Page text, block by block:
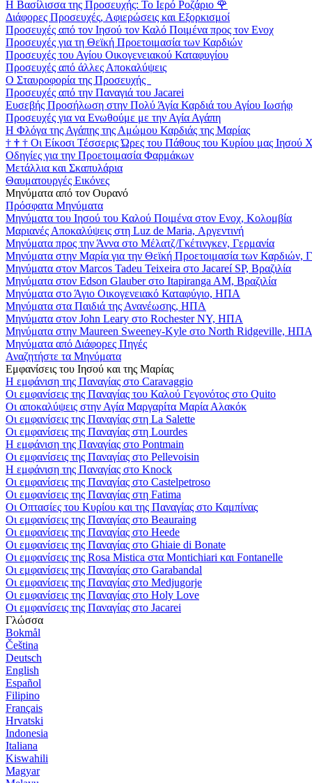
Η Βασίλισσα της Προσευχής: Το Ιερό Ροζάριο 🌹
Διάφορες Προσευχές, Αφιερώσεις και Εξορκισμοί
Προσευχές από τον Ιησού τον Καλό Ποιμένα προς τον Ενοχ
Προσευχές για τη Θεϊκή Προετοιμασία των Καρδιών
Προσευχές του Αγίου Οικογενειακού Καταφυγίου
Προσευχές από άλλες Αποκαλύψεις
Ο Σταυροφορία της Προσευχής
Προσευχές από την Παναγιά του Jacarei
Ευσεβής Προσήλωση στην Πολύ Άγία Καρδιά του Αγίου Ιωσήφ
Προσευχές για να Ενωθούμε με την Αγία Αγάπη
Η Φλόγα της Αγάπης της Αμώμου Καρδιάς της Μαρίας
† † † Οι Είκοσι Τέσσερις Ώρες του Πάθους του Κυρίου μας Ιησού
Οδηγίες για την Προετοιμασία Φαρμάκων
Μετάλλια και Σκαπυλάρια
Θαυματουργές Εικόνες
Μηνύματα από τον Ουρανό
Πρόσφατα Μηνύματα
Μηνύματα του Ιησού του Καλού Ποιμένα στον Ενοχ, Κολομβία
Μαριανές Αποκαλύψεις στη Luz de Maria, Αργεντινή
Μηνύματα προς την Άννα στο Μέλατζ/Γκέτινγκεν, Γερμανία
Μηνύματα στην Μαρία για την Θεϊκή Προετοιμασία των Καρδιών,
Μηνύματα στον Marcos Tadeu Teixeira στο Jacareí SP, Βραζιλία
Μηνύματα στον Edson Glauber στο Itapiranga AM, Βραζιλία
Μηνύματα στο Άγιο Οικογενειακό Καταφύγιο, ΗΠΑ
Μηνύματα στα Παιδιά της Ανανέωσης, ΗΠΑ
Μηνύματα στον John Leary στο Rochester NY, ΗΠΑ
Μηνύματα στην Maureen Sweeney-Kyle στο North Ridgeville, ΗΠΑ
Μηνύματα από Διάφορες Πηγές
Αναζητήστε τα Μηνύματα
Εμφανίσεις του Ιησού και της Μαρίας
Η εμφάνιση της Παναγίας στο Caravaggio
Οι εμφανίσεις της Παναγίας του Καλού Γεγονότος στο Quito
Οι αποκαλύψεις στην Αγία Μαργαρίτα Μαρία Αλακόκ
Οι εμφανίσεις της Παναγίας στη La Salette
Οι εμφανίσεις της Παναγίας στη Lourdes
Η εμφάνιση της Παναγίας στο Pontmain
Οι εμφανίσεις της Παναγίας στο Pellevoisin
Η εμφάνιση της Παναγίας στο Knock
Οι εμφανίσεις της Παναγίας στο Castelpetroso
Οι εμφανίσεις της Παναγίας στη Fatima
Οι Οπτασίες του Κυρίου και της Παναγίας στο Καμπίνας
Οι εμφανίσεις της Παναγίας στο Beauraing
Οι εμφανίσεις της Παναγίας στο Heede
Οι εμφανίσεις της Παναγίας στο Ghiaie di Bonate
Οι εμφανίσεις της Rosa Mistica στα Montichiari και Fontanelle
Οι εμφανίσεις της Παναγίας στο Garabandal
Οι εμφανίσεις της Παναγίας στο Medjugorje
Οι εμφανίσεις της Παναγίας στο Holy Love
Οι εμφανίσεις της Παναγίας στο Jacarei
Γλώσσα
Bokmål
Čeština
Deutsch
English
Español
Filipino
Français
Hrvatski
Indonesia
Italiana
Kiswahili
Magyar